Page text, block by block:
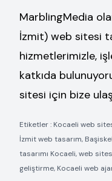
MarblingMedia
İzmit) web sitesi
hizmetlerimizle,
katkıda
sitesi için bize
Etiketler : Kocaeli web
İzmit web tasarım,
tasarımı Kocaeli, web
geliştirme, Kocaeli web